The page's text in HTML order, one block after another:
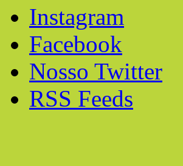
Instagram
Facebook
Nosso Twitter
RSS Feeds